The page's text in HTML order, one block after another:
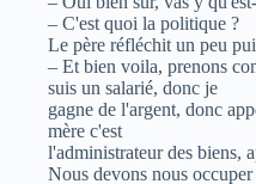
– C'est quoi la politique ?
Le père réfléchit un peu
– Et bien voila, prenons
suis un salarié, donc je
gagne de l'argent, donc
mère c'est
l'administrateur des biens,
Nous devons nous occuper